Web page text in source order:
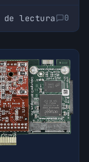
de lectura 0